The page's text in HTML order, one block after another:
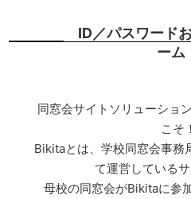
ID／パスワード
ーム
同窓会サイトソリューショ
こそ！
Bikitaとは、学校同窓会事務
て運営しているサ
母校の同窓会がBikitaに参